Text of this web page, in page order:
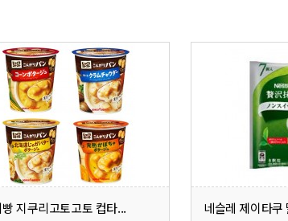
지쿠리고토고토 컵타...
네슬레 제이타쿠